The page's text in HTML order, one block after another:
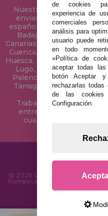
Nuestra tienda de
enviamos tus puzzles a
español: Álava, Albacete,
Badajoz, Baleares,
Canarias, Cantabria,
Cuenca, Gerona, Granada,
Huesca, Jaén, La Coruña,
Lugo, Madrid, Málaga,
Palencia, Pontevedra,
Tarragona, Tenerife,
Vizcaya,
Trabajamos con Stocks
entregas rápidas en
cuando el pedido se
© 2026 CasaDelPuzzle.com -
Rompecabezas en Internet.
de cookies
experiencia de
comerciales
análisis para
usuario puede
en todo
«Política de
aceptar todas
botón Aceptar
rechazarlas todas
de las cookies
Configuración.